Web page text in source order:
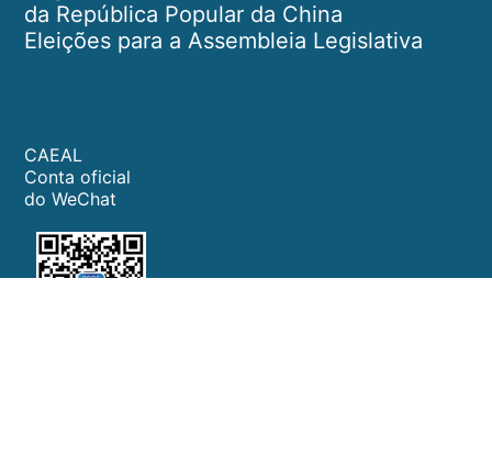
da República Popular da China
Eleições para a Assembleia Legislativa
CAEAL
Conta oficial
do WeChat